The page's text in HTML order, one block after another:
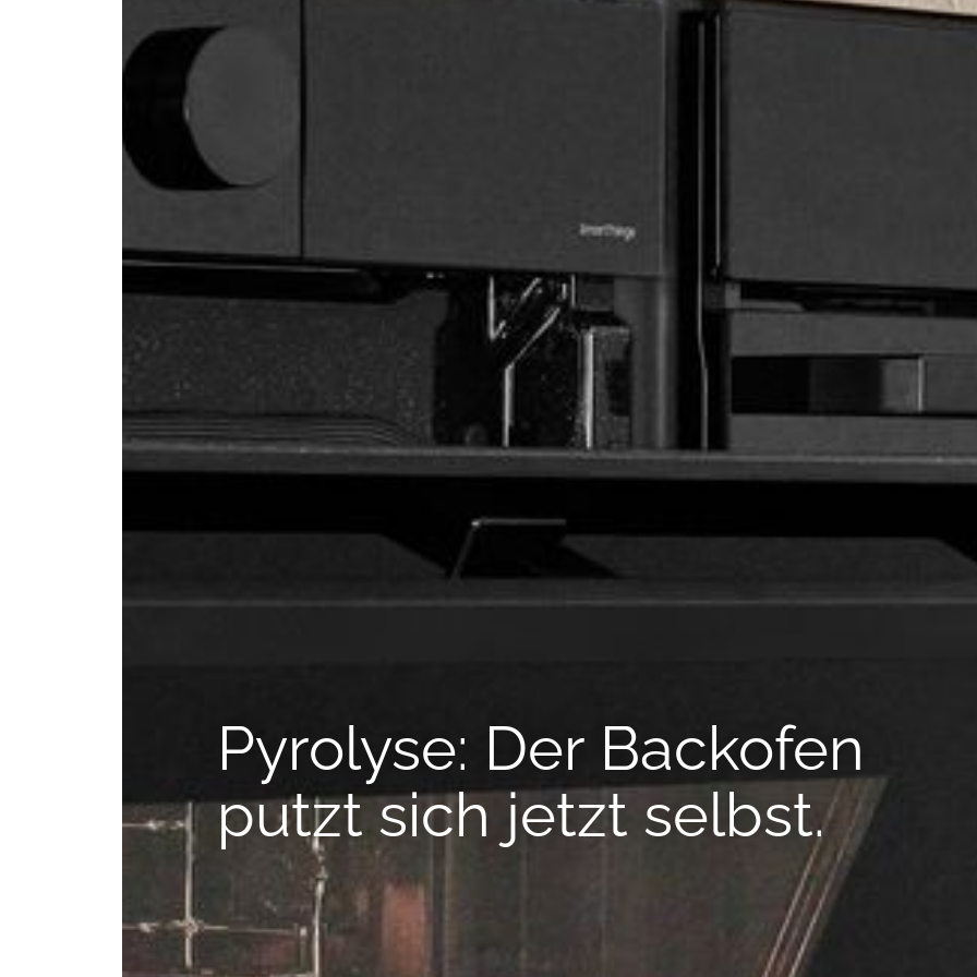
Pyrolyse: Der Backofen
putzt sich jetzt selbst.